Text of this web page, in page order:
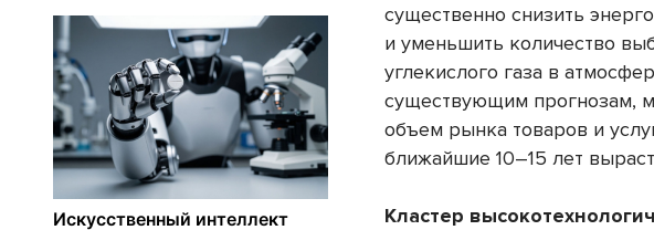
существенно снизить
и уменьшить количество
углекислого газа в
существующим прогнозам,
объем рынка товаров и
ближайшие 10–15 лет
Кластер